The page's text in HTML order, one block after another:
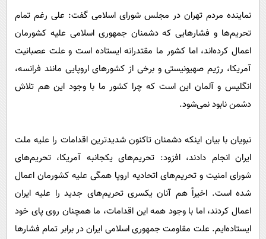
نماینده مردم تهران در مجلس شورای اسلامی گفت: علی رغم تمام
تحریم‌ها و فشارهایی که دشمنان جمهوری اسلامی علیه کشورمان
اعمال کرده‌اند، اما کشور ما مقتدرانه ایستاده است و علت عصبانیت
آمریکا، رژیم صهیونیستی و برخی از کشورهای اروپایی مانند فرانسه،
انگلیس و آلمان این است که چرا کشور ما با وجود این هم تلاش
دشمن نابود نمی‌شود.
نبویان با بیان اینکه دشمنان تاکنون شدیدترین اقدامات را علیه ملت
ایران انجام دادند، افزود: تحریم‌های یکجانبه آمریکا، تحریم‌های
شورای امنیت و تحریم‌های اتحادیه اروپا همگی علیه کشورمان اعمال
شده است. اخیراً هم آنان یکسری تحریم‌های جدید را علیه ایران
اعمال کردند، اما با وجود همه این اقدامات، ما همچنان روی پای خود
ایستاده‌ایم. علت مقاومت جمهوری اسلامی ایران در برابر تمام فشارها